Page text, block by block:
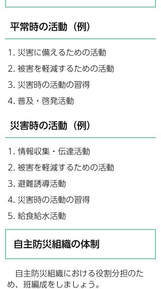
平常時の活動（例）
災害に備えるための活動
被害を軽減するための活動
災害時の活動の習得
普及・啓発活動
災害時の活動（例）
情報収集・伝達活動
被害を軽減するための活動
避難誘導活動
災害時の活動の習得
給食給水活動
自主防災組織の体制
自主防災組織における役割分担のた
め、班編成をしましょう。